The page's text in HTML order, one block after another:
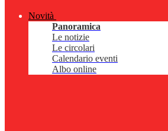
Novità
Panoramica
Le notizie
Le circolari
Calendario eventi
Albo online